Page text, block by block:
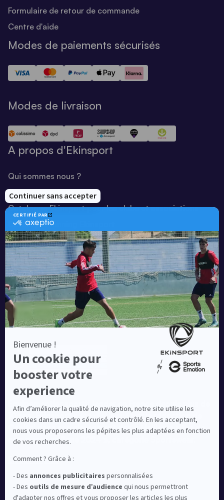
Formulaire de retour de commande
Centre d'aide
Modes de paiements sécurisés
Modes de livraison
A propos d'Ekinsport
Qui sommes nous ?
Notre savoir-faire
Catalogue Ekinsport pour les clubs et associations
Catalogue running Ekinsport
Blog
Une société de :
Equipementier sportif leader en France depuis plus de
10 ans, Ekinsport a été distingué par la rédaction de
Capital dans son classement des « Meilleurs sites de
commerce en ligne 2024 », catégorie Sportswear.
En savoir plus